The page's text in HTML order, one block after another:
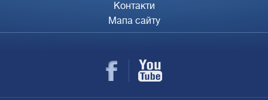
Контакти
Мапа сайту